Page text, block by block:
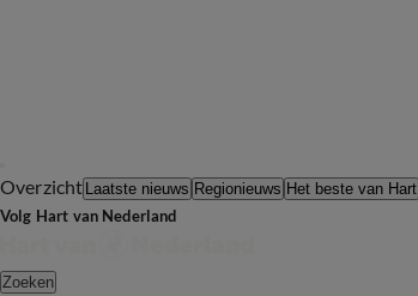
Overzicht Laatste nieuws Regionieuws Het beste van Hart
Volg Hart van Nederland
Zoeken